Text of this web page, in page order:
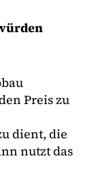
Preis zu
dient, die
nutzt das